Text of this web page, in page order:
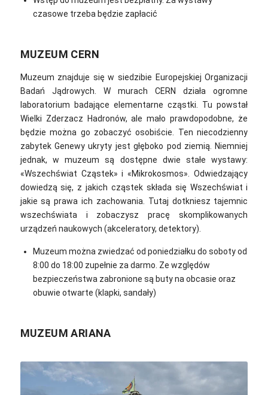
czasowe trzeba będzie zapłacić
MUZEUM CERN
Muzeum znajduje się w siedzibie Europejskiej Organizacji
Badań Jądrowych. W murach CERN działa ogromne
laboratorium badające elementarne cząstki. Tu powstał
Wielki Zderzacz Hadronów, ale mało prawdopodobne, że
będzie można go zobaczyć osobiście. Ten niecodzienny
zabytek Genewy ukryty jest głęboko pod ziemią. Niemniej
jednak, w muzeum są dostępne dwie stałe wystawy:
«Wszechświat Cząstek»‎ i «Mikrokosmos»‎. Odwiedzający
dowiedzą się, z jakich cząstek składa się Wszechświat i
jakie są prawa ich zachowania. Tutaj dotkniesz tajemnic
wszechświata i zobaczysz pracę skomplikowanych
urządzeń naukowych (akceleratory, detektory).
Muzeum można zwiedzać od poniedziałku do soboty od
8:00 do 18:00 zupełnie za darmo. Ze względów
bezpieczeństwa zabronione są buty na obcasie oraz
obuwie otwarte (klapki, sandały)
MUZEUM ARIANA